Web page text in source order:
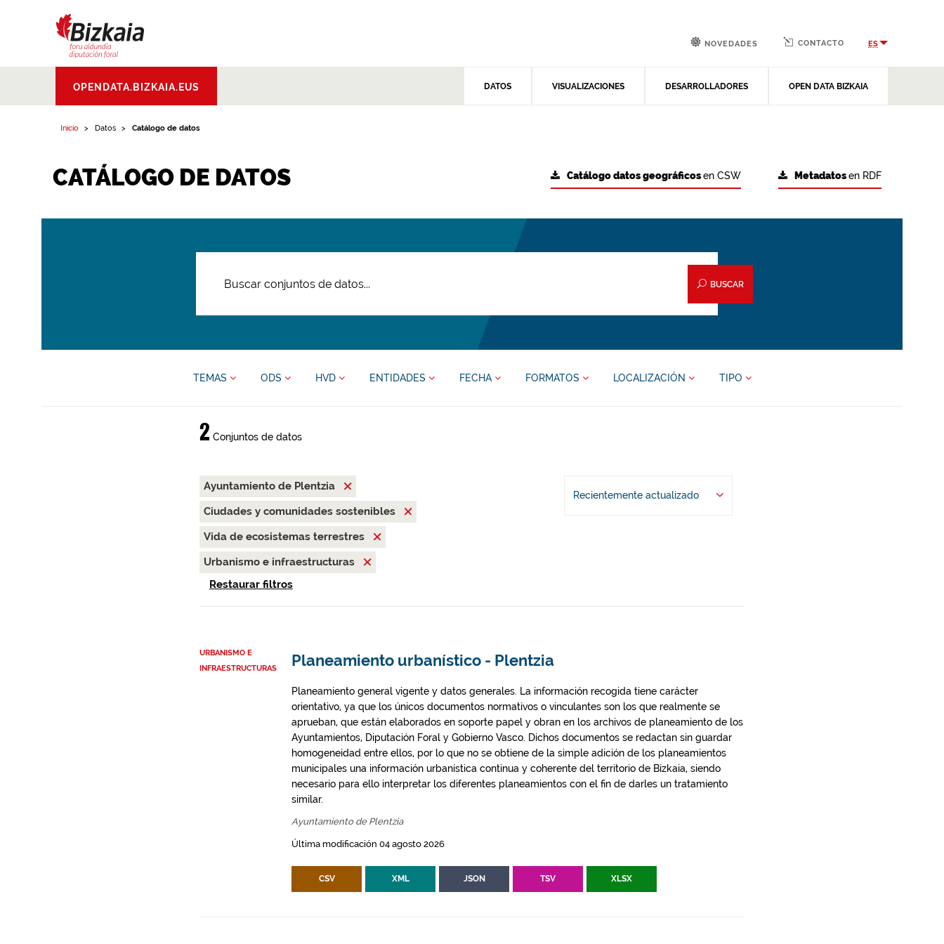
Aldundia.Diputacion
Foral de Bizkaia
OPENDATA.BIZKAIA.EUS DATOS VISUALIZACIONES DESARROLLADORES OPEN DATA BIZKAIA
NOVEDADES CONTACTO ES
Inicio Datos Catálogo de datos
CATÁLOGO DE DATOS Metadatosen RDF
Catálogo datos geográficosen CSW
BUSCAR
TEMAS ODS HVD ENTIDADES FECHA FORMATOS LOCALIZACIÓN TIPO
2 Conjuntos de datos
Ayuntamiento de Plentzia
Ciudades y comunidades sostenibles
Vida de ecosistemas terrestres
Urbanismo e infraestructuras
Restaurar filtros
Recientemente actualizado
URBANISMO E
INFRAESTRUCTURAS
Planeamiento urbanístico - Plentzia
Planeamiento general vigente y datos generales. La información recogida tiene carácter
orientativo, ya que los únicos documentos normativos o vinculantes son los que realmente se
aprueban, que están elaborados en soporte papel y obran en los archivos de planeamiento de los
Ayuntamientos, Diputación Foral y Gobierno Vasco. Dichos documentos se redactan sin guardar
homogeneidad entre ellos, por lo que no se obtiene de la simple adición de los planeamientos
municipales una información urbanística continua y coherente del territorio de Bizkaia, siendo
necesario para ello interpretar los diferentes planeamientos con el fin de darles un tratamiento
similar.
Ayuntamiento de Plentzia
Última modificación 04 agosto 2026
CSV XML JSON TSV XLSX